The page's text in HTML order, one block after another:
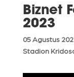
Biznet
2023
05 Agustus
Stadion